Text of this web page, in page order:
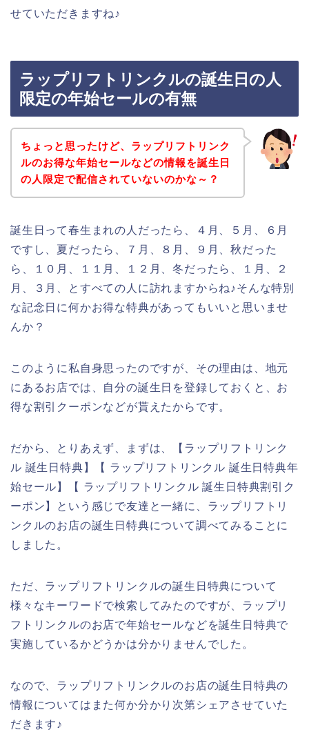
せていただきますね♪
ラップリフトリンクルの誕生日の人
限定の年始セールの有無
ちょっと思ったけど、ラップリフトリンク
ルのお得な年始セールなどの情報を誕生日
の人限定で配信されていないのかな～？
誕生日って春生まれの人だったら、４月、５月、６月
ですし、夏だったら、７月、８月、９月、秋だった
ら、１０月、１１月、１２月、冬だったら、１月、２
月、３月、とすべての人に訪れますからね♪そんな特別
な記念日に何かお得な特典があってもいいと思いませ
んか？
このように私自身思ったのですが、その理由は、地元
にあるお店では、自分の誕生日を登録しておくと、お
得な割引クーポンなどが貰えたからです。
だから、とりあえず、まずは、【ラップリフトリンク
ル 誕生日特典】【 ラップリフトリンクル 誕生日特典年
始セール】【 ラップリフトリンクル 誕生日特典割引ク
ーポン】という感じで友達と一緒に、ラップリフトリ
ンクルのお店の誕生日特典について調べてみることに
しました。
ただ、ラップリフトリンクルの誕生日特典について
様々なキーワードで検索してみたのですが、ラップリ
フトリンクルのお店で年始セールなどを誕生日特典で
実施しているかどうかは分かりませんでした。
なので、ラップリフトリンクルのお店の誕生日特典の
情報についてはまた何か分かり次第シェアさせていた
だきます♪